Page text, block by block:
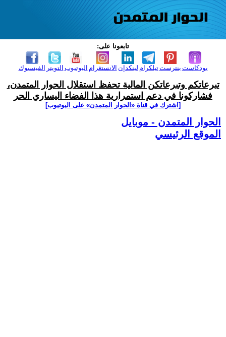
تابعونا على:
الفيسبوك التويتر اليوتيوب الانستغرام لينكدإن تيلكرامبنترست بودكاست
تبرعاتكم وتبرعاتكن المالية تحفظ استقلال الحوار المتمدن،
فشاركونا في دعم استمرارية هذا الفضاء اليساري الحر
[اشترك في قناة ‫«الحوار المتمدن» على اليوتيوب]
الحوار المتمدن - موبايل
الموقع الرئيسي